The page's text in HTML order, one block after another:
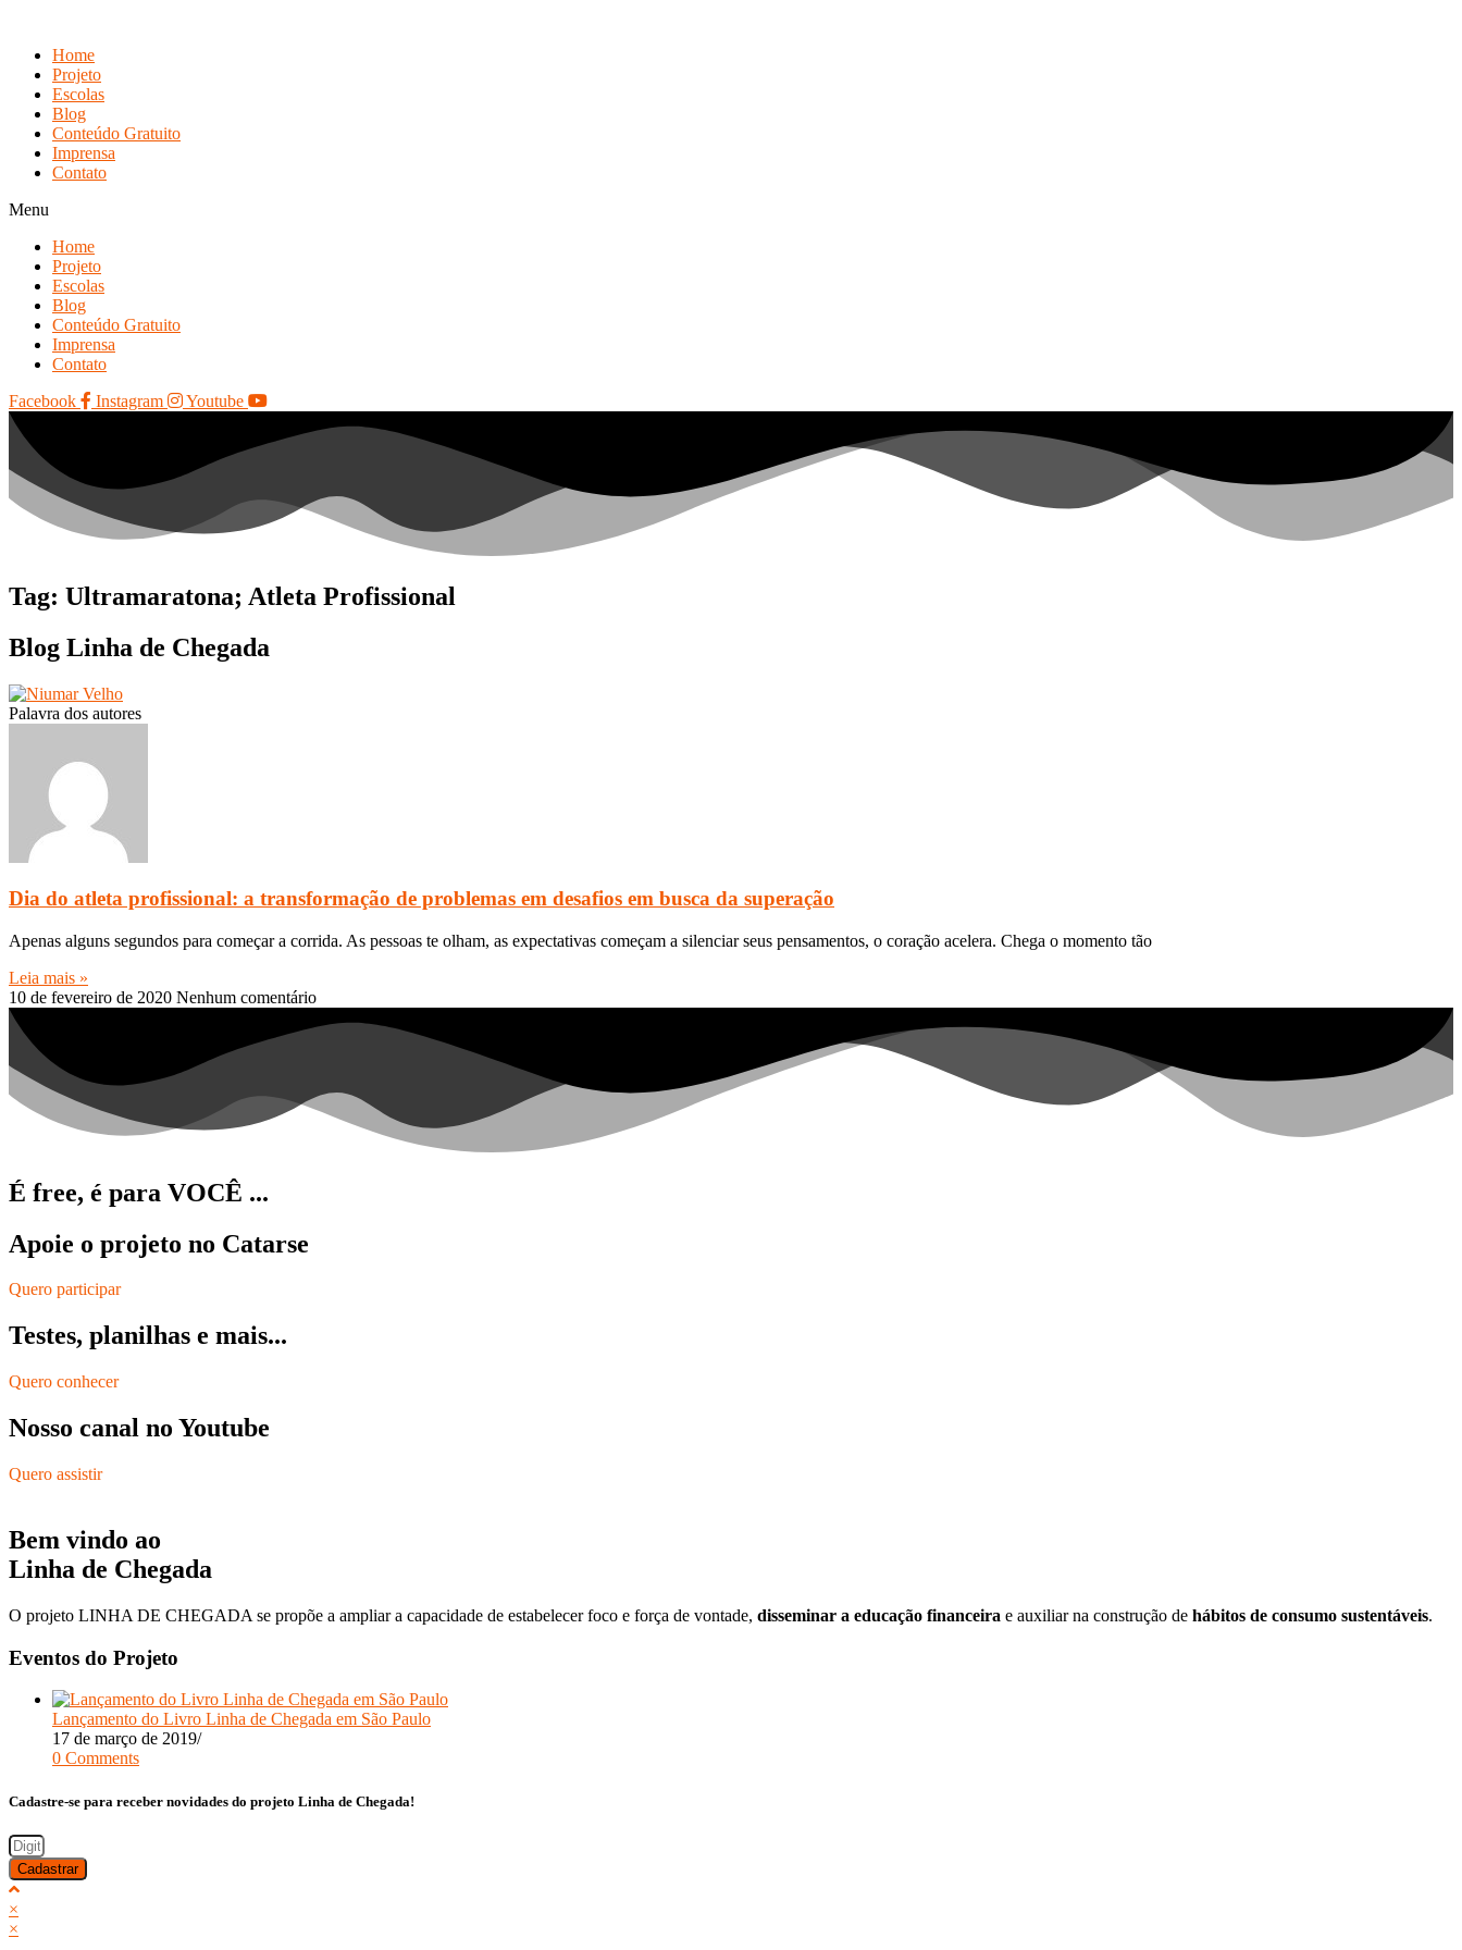
contentHome
Projeto
Escolas
Blog
Conteúdo Gratuito
Imprensa
Contato
Menu
Home
Projeto
Escolas
Blog
Conteúdo Gratuito
Imprensa
Contato
Facebook
Instagram Youtube
Tag: Ultramaratona; Atleta Profissional
Blog Linha de Chegada
Palavra dos autores
Dia do atleta profissional: a transformação de problemas em desafios em busca da superação
Apenas alguns segundos para começar a corrida. As pessoas te olham, as expectativas começam a silenciar seus pensamentos, o coração acelera. Chega o momento tão
Leia mais »
10 de fevereiro de 2020 Nenhum comentário
É free, é para VOCÊ ...
Apoie o projeto no Catarse
Quero participar
Testes, planilhas e mais...
Quero conhecer
Nosso canal no Youtube
Quero assistir
Bem vindo ao
Linha de Chegada
O projeto LINHA DE CHEGADA se propõe a ampliar a capacidade de estabelecer foco e força de vontade, disseminar a educação financeira e auxiliar na construção de hábitos de consumo sustentáveis.
Eventos do Projeto
Lançamento do Livro Linha de Chegada em São Paulo
17 de março de 2019/
0 Comments
Cadastre-se para receber novidades do projeto Linha de Chegada!
Cadastrar
×
×